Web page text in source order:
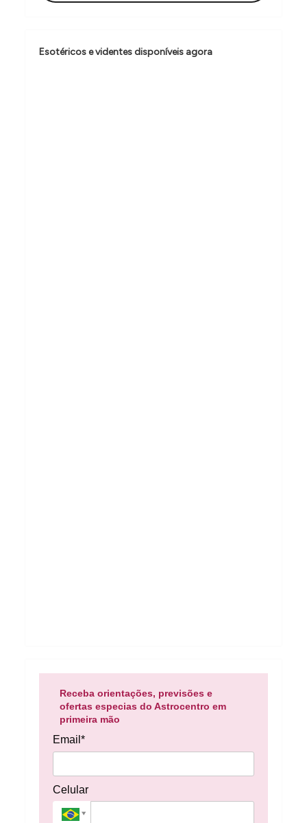
d
Esotéricos e videntes disponíveis agora
Receba orientações, previsões e
ofertas especias do Astrocentro em
primeira mão
Email*
Celular